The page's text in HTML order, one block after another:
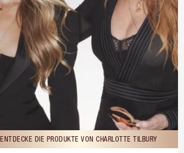
ENTDECKE DIE PRODUKTE VON CHARLOTTE TILBURY